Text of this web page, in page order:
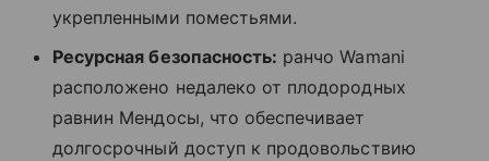
укрепленными поместьями.
Ресурсная безопасность: ранчо Wamani
расположено недалеко от плодородных
равнин Мендосы, что обеспечивает
долгосрочный доступ к продовольствию